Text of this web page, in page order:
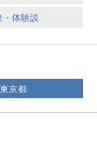
・体験談
東京都